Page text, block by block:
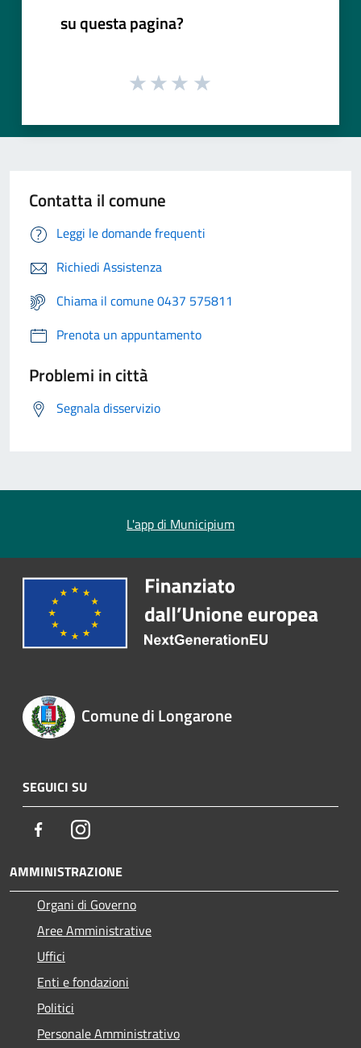
su questa pagina?
Contatta il comune
Leggi le domande frequenti
Richiedi Assistenza
Chiama il comune 0437 575811
Prenota un appuntamento
Problemi in città
Segnala disservizio
L'app di Municipium
Comune di Longarone
SEGUICI SU
FacebookInstagram
AMMINISTRAZIONE
Organi di Governo
Aree Amministrative
Uffici
Enti e fondazioni
Politici
Personale Amministrativo